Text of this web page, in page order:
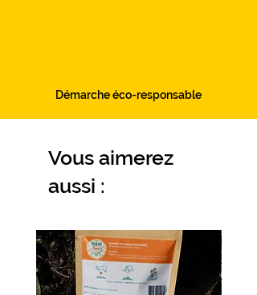
Démarche éco-responsable
Vous aimerez
aussi :